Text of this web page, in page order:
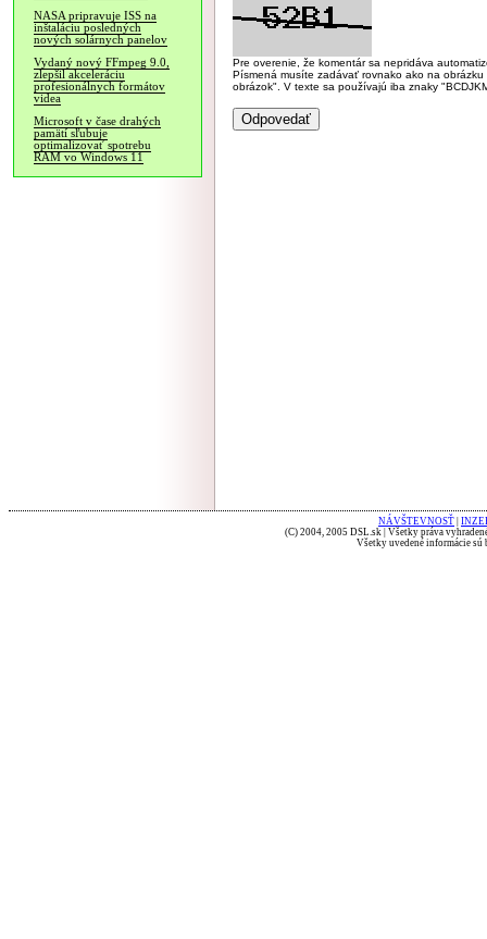
NASA pripravuje ISS na
inštaláciu posledných
nových solárnych panelov
Vydaný nový FFmpeg 9.0,
zlepšil akceleráciu
profesionálnych formátov
videa
Microsoft v čase drahých
pamätí sľubuje
optimalizovať spotrebu
RAM vo Windows 11
Pre overenie, že komentár sa nepridáva
Písmená musíte zadávať rovnako ako na
obrázok". V texte sa používajú iba znaky
NÁVŠTEVNOSŤ
(C) 2004, 2005 DSL.sk | Všetky práva
Všetky uvedené informácie sú